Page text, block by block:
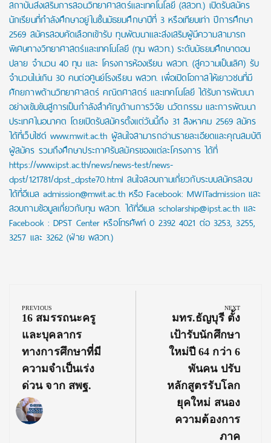
สถาบันส่งเสริมการสอนวิทยาศาสตร์และเทคโนโลยี (สสวท.) เปิดรับสมัคร
นักเรียนที่กำลังศึกษาอยู่ในชั้นมัธยมศึกษาปีที่ 3 หรือเทียบเท่า ปีการศึกษา
2569 สมัครสอบคัดเลือกเข้ารับ ทุนพัฒนาและส่งเสริมผู้มีความสามารถ
พิเศษทางวิทยาศาสตร์และเทคโนโลยี (ทุน พสวท.) ระดับมัธยมศึกษาตอน
ปลาย จำนวน 40 ทุน และ โครงการห้องเรียน พสวท. (สู่ความเป็นเลิศ) รับ
จำนวนไม่เกิน 30 คนต่อศูนย์โรงเรียน พสวท. เพื่อเปิดโอกาสให้เยาวชนที่มี
ศักยภาพด้านวิทยาศาสตร์ คณิตศาสตร์ และเทคโนโลยี ได้รับการพัฒนา
อย่างเข้มข้นสู่การเป็นกำลังสำคัญด้านการวิจัย นวัตกรรม และการพัฒนา
ประเทศในอนาคต โดยเปิดรับสมัครตั้งแต่วันนี้ถึง 31 สิงหาคม 2569 สมัคร
ได้ที่เว็บไซต์ www.mwit.ac.th ผู้สนใจสามารถอ่านรายละเอียดและคุณสมบัติ
ผู้สมัคร รวมถึงศึกษาประกาศรับสมัครของแต่ละโครงการ ได้ที่
https://www.ipst.ac.th/news/news-test/news-
dpst/121781/dpst_dpste70.html สนใจสอบถามเกี่ยวกับระบบสมัครสอบ
ได้ที่อีเมล admission@mwit.ac.th หรือ Facebook: MWITadmission และ
สอบถามข้อมูลเกี่ยวกับทุน พสวท. ได้ที่อีเมล scholarship@ipst.ac.th และ
Facebook : DPST Center หรือโทรศัพท์ 0 2392 4021 ต่อ 3253, 3255,
3257 และ 3262 (ฝ่าย พสวท.)
navigation
PREVIOUS
Previous
Post:
16 สมรรถนะครู
และบุคลากร
ทางการศึกษาที่มี
ความจำเป็นเร่ง
ด่วน จาก สพฐ.
NEXT
Next
Post:
มทร.ธัญบุรี ตั้ง
เป้ารับนักศึกษา
ใหม่ปี 64 กว่า 6
พันคน ปรับ
หลักสูตรรับโลก
ยุคใหม่ สนอง
ความต้องการ
ภาค